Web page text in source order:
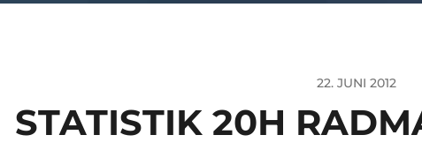
22. JUNI 2012
STATISTIK 20H